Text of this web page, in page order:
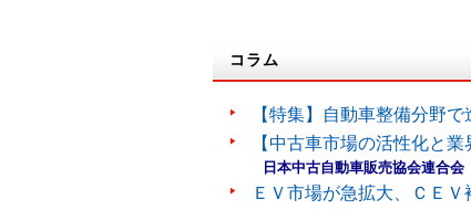
コラム
【特集】自動車整備分野
【中古車市場の活性化と
日本中古自動車販売協会連合会
ＥＶ市場が急拡大、ＣＥ